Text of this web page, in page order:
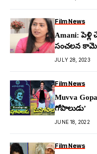
Film News
Amani:
సంచ‌ల‌న
JULY 28, 2023
Film News
Muvva
గోపాలుడు’
JUNE 18, 2022
Film News